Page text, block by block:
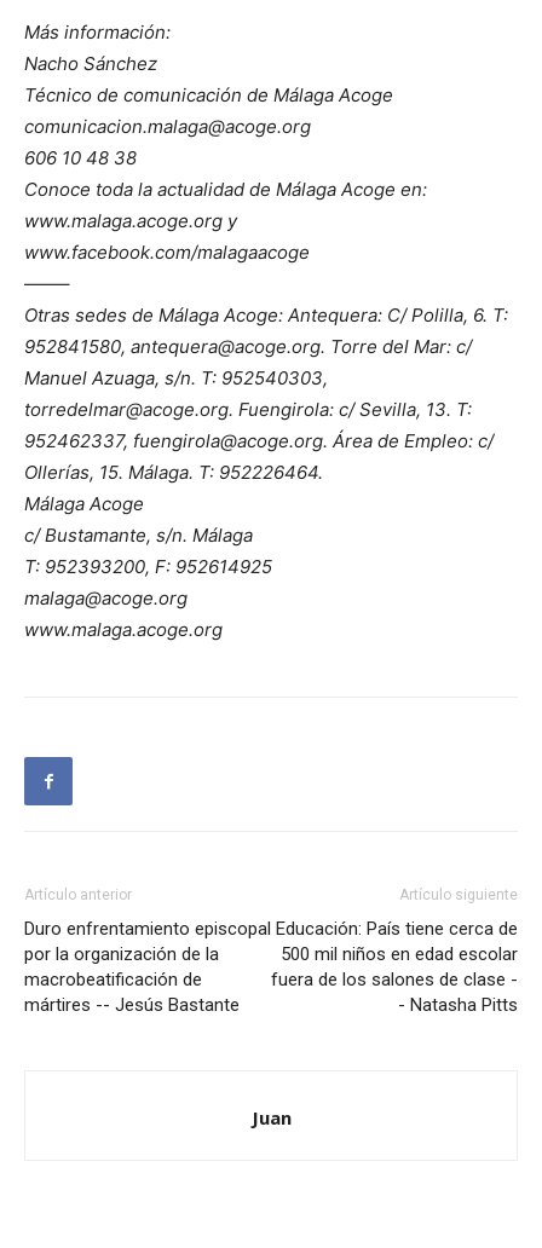
Más información:
Nacho Sánchez
Técnico de comunicación de Málaga Acoge
comunicacion.malaga@acoge.org
606 10 48 38
Conoce toda la actualidad de Málaga Acoge en:
www.malaga.acoge.org y
www.facebook.com/malagaacoge
——–
Otras sedes de Málaga Acoge: Antequera: C/ Polilla, 6. T:
952841580, antequera@acoge.org. Torre del Mar: c/
Manuel Azuaga, s/n. T: 952540303,
torredelmar@acoge.org. Fuengirola: c/ Sevilla, 13. T:
952462337, fuengirola@acoge.org. Área de Empleo: c/
Ollerías, 15. Málaga. T: 952226464.
Málaga Acoge
c/ Bustamante, s/n. Málaga
T: 952393200, F: 952614925
malaga@acoge.org
www.malaga.acoge.org
Artículo anterior
Duro enfrentamiento episcopal
por la organización de la
macrobeatificación de
mártires -- Jesús Bastante
Artículo siguiente
Educación: País tiene cerca de
500 mil niños en edad escolar
fuera de los salones de clase -
- Natasha Pitts
Juan